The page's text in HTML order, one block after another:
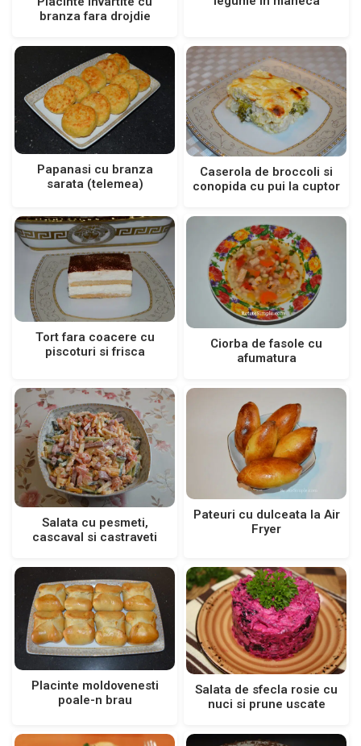
branza fara drojdie
Papanasi cu branza
sarata (telemea)
Caserola de broccoli si
conopida cu pui la cuptor
Tort fara coacere cu
piscoturi si frisca
Ciorba de fasole cu
afumatura
Salata cu pesmeti,
cascaval si castraveti
Pateuri cu dulceata la Air
Fryer
Placinte moldovenesti
poale-n brau
Salata de sfecla rosie cu
nuci si prune uscate